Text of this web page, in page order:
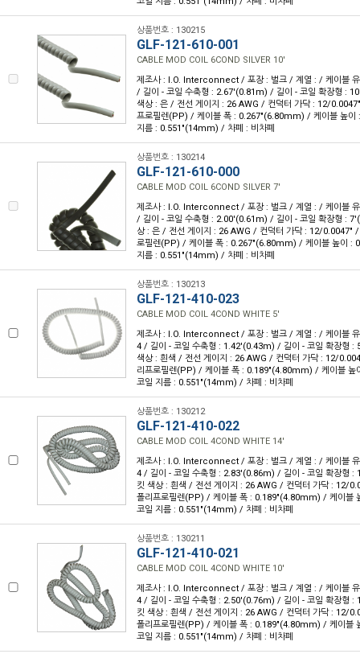
상품번호 : 130215
GLF-121-610-001
CABLE MOD COIL 6COND SILVER 10'
제조사 : I.O. Interconnect / 포장 : 벌크 / 계열 : / 케이블
/ 길이 - 코일 수축형 : 2.67'(0.81m) / 길이 - 코일 확장형 :
색상 : 은 / 전선 게이지 : 26 AWG / 컨덕터 가닥 : 12/
프로필렌(PP) / 케이블 폭 : 0.267"(6.80mm) / 케이블 높
지름 : 0.551"(14mm) / 차폐 : 비차폐
상품번호 : 130214
GLF-121-610-000
CABLE MOD COIL 6COND SILVER 7'
제조사 : I.O. Interconnect / 포장 : 벌크 / 계열 : / 케이블
/ 길이 - 코일 수축형 : 2.00'(0.61m) / 길이 - 코일 확장형 :
상 : 은 / 전선 게이지 : 26 AWG / 컨덕터 가닥 : 12/0.0047"
로필렌(PP) / 케이블 폭 : 0.267"(6.80mm) / 케이블 높이 :
지름 : 0.551"(14mm) / 차폐 : 비차폐
상품번호 : 130213
GLF-121-410-023
CABLE MOD COIL 4COND WHITE 5'
제조사 : I.O. Interconnect / 포장 : 벌크 / 계열 : / 케이블
4 / 길이 - 코일 수축형 : 1.42'(0.43m) / 길이 - 코일 확장형
색상 : 흰색 / 전선 게이지 : 26 AWG / 컨덕터 가닥 : 12/
리프로필렌(PP) / 케이블 폭 : 0.189"(4.80mm) / 케이블
코일 지름 : 0.551"(14mm) / 차폐 : 비차폐
상품번호 : 130212
GLF-121-410-022
CABLE MOD COIL 4COND WHITE 14'
제조사 : I.O. Interconnect / 포장 : 벌크 / 계열 : / 케이블
4 / 길이 - 코일 수축형 : 2.83'(0.86m) / 길이 - 코일 확장형
킷 색상 : 흰색 / 전선 게이지 : 26 AWG / 컨덕터 가닥 : 12/
폴리프로필렌(PP) / 케이블 폭 : 0.189"(4.80mm) / 케이
코일 지름 : 0.551"(14mm) / 차폐 : 비차폐
상품번호 : 130211
GLF-121-410-021
CABLE MOD COIL 4COND WHITE 10'
제조사 : I.O. Interconnect / 포장 : 벌크 / 계열 : / 케이블
4 / 길이 - 코일 수축형 : 2.50'(0.76m) / 길이 - 코일 확장형
킷 색상 : 흰색 / 전선 게이지 : 26 AWG / 컨덕터 가닥 : 12/
폴리프로필렌(PP) / 케이블 폭 : 0.189"(4.80mm) / 케이
코일 지름 : 0.551"(14mm) / 차폐 : 비차폐